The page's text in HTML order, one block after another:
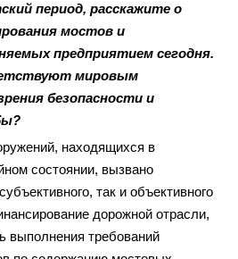
период, расскажите о
мостов и
предприятием сегодня.
мировым
безопасности и
находящихся в
состоянии, вызвано
так и объективного
дорожной отрасли,
выполнения требований